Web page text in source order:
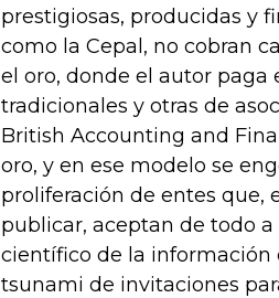
prestigiosas, producidas y
como la Cepal, no cobran
el oro, donde el autor paga
tradicionales y otras de
British Accounting and
oro, y en ese modelo se
proliferación de entes que,
publicar, aceptan de todo
científico de la información
tsunami de invitaciones